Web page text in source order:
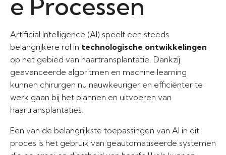
e Processen
Artificial Intelligence (AI) speelt een steeds
belangrijkere rol in technologische ontwikkelingen
op het gebied van haartransplantatie. Dankzij
geavanceerde algoritmen en machine learning
kunnen chirurgen nu nauwkeuriger en efficiënter te
werk gaan bij het plannen en uitvoeren van
haartransplantaties.
Een van de belangrijkste toepassingen van AI in dit
proces is het gebruik van geautomatiseerde systemen